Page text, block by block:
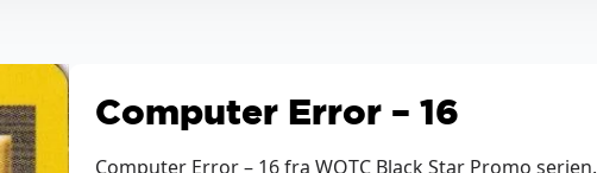
Computer Error – 16
Computer Error – 16 fra WOTC Black Star Promo serien.